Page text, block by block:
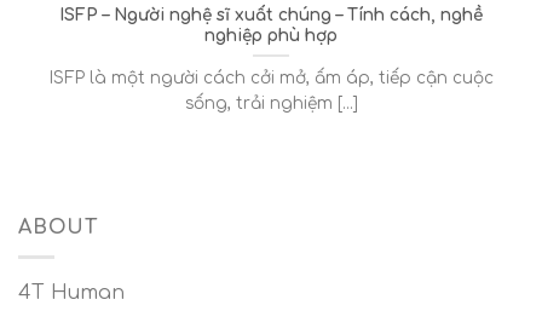
ISFP – Người nghệ sĩ xuất chúng – Tính cách, nghề
nghiệp phù hợp
ISFP là một người cách cởi mở, ấm áp, tiếp cận cuộc
sống, trải nghiệm [...]
ABOUT
4T Human